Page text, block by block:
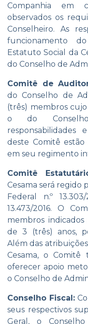
Companhia em
observados os
Conselheiro. As
funcionamento
Estatuto Social da
do Conselho de
Comitê de
do Conselho de
(três) membros
o do
deste Comitê
em seu regimento
Comitê
Cesama será regido
Federal n.º
13.473/2016. O
membros indicados
de 3 (três) anos,
Além das
Cesama, o Comitê
oferecer apoio
o Conselho de
Conselho Fiscal:
seus respectivos
Geral, o